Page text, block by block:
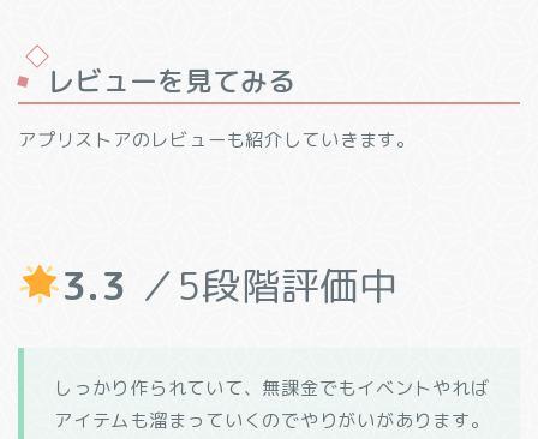
レビューを見てみる
アプリストアのレビューも紹介していきます。
3.3 ／5段階評価中
しっかり作られていて、無課金でもイベントやれば
アイテムも溜まっていくのでやりがいがあります。